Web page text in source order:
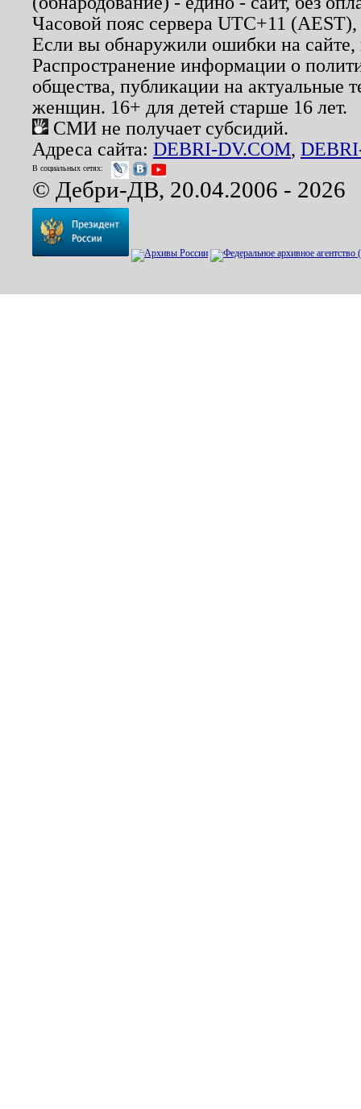
Часовой пояс сервера UTC+11
Если вы обнаружили ошибки на
Распространение информации о
общества, публикации на актуальные
женщин. 16+ для детей старше 16 лет.
СМИ не получает субсидий.
Адреса сайта: DEBRI-DV.COM,
В социальных сетях:
© Дебри-ДВ, 20.04.2006 - 2026